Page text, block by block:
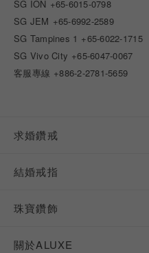
SG ION +65-6015-0798
SG JEM +65-6992-2589
SG Tampines 1 +65-6022-1715
SG Vivo City +65-6047-0067
客服專線 +886-2-2781-5659
求婚鑽戒
結婚戒指
珠寶鑽飾
關於ALUXE